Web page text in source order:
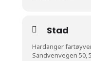
Stad
Hardanger
Sandvenvegen 50,